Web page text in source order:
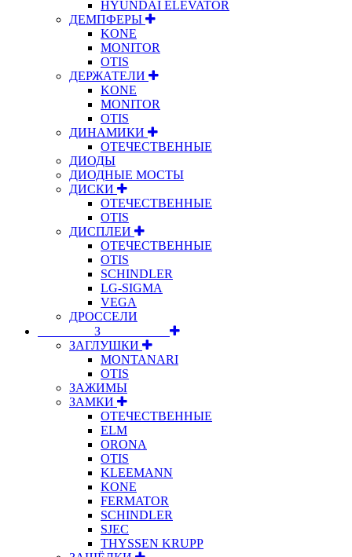
HYUNDAI ELEVATOR
ДЕМПФЕРЫ
KONE
MONITOR
OTIS
ДЕРЖАТЕЛИ
KONE
MONITOR
OTIS
ДИНАМИКИ
ОТЕЧЕСТВЕННЫЕ
ДИОДЫ
ДИОДНЫЕ МОСТЫ
ДИСКИ
ОТЕЧЕСТВЕННЫЕ
OTIS
ДИСПЛЕИ
ОТЕЧЕСТВЕННЫЕ
OTIS
SCHINDLER
LG-SIGMA
VEGA
ДРОССЕЛИ
⠀⠀⠀⠀⠀⠀З⠀⠀⠀⠀⠀⠀⠀
ЗАГЛУШКИ
MONTANARI
OTIS
ЗАЖИМЫ
ЗАМКИ
ОТЕЧЕСТВЕННЫЕ
ELM
ORONA
OTIS
KLEEMANN
KONE
FERMATOR
SCHINDLER
SJEC
THYSSEN KRUPP